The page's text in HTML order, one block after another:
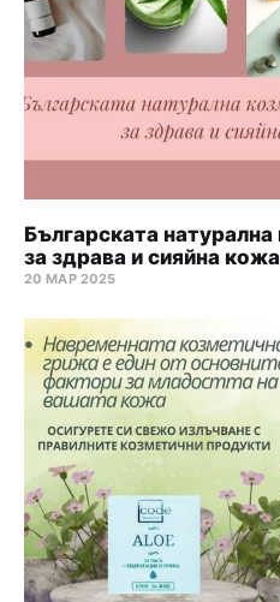
Българската
за здрава и сияйна кожа
20 МАР 2025